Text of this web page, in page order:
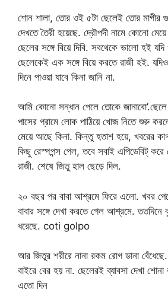
শোন শালা, তোর ওই ৫টা ছেলেই তোর মাগীর
দেখতে তৈরী হয়েছে. দ্রৌপদী নামে কোনো
ছেলের সঙ্গে বিয়ে দিবি. সবথেকে ভালো হই
ছেলেকেই এক সঙ্গে বিয়ে করতে রাজী হই.
দিনে পাওয়া যাবে কিনা জানি না.
আমি কোনো সন্ধান পেলে তোকে
পাসের গ্রামে লোক পাঠিয়ে খোজ নিতে শুরু
মেয়ে আছে কিনা. কিন্তু হতাশ হয়ে, খবরের
কিছু রেস্পপন্স পেল, তবে সবাই এপিডেবিট্ করে
রাজী. শেষে জিতু হাল ছেড়ে দিল.
২০ বছর পর বাবা আশ্রমে ফিরে এলো. খবর
বাবার সঙ্গে দেখা করতে গেল আশ্রমে. ততদিনে
ধরেছে. coti golpo
আর জিতুর শরীরে নানা রকম রোগ ডানা
বাইরে বের হয় না. ছেলেরই ব্যাবসা দেখা
এতো দিন